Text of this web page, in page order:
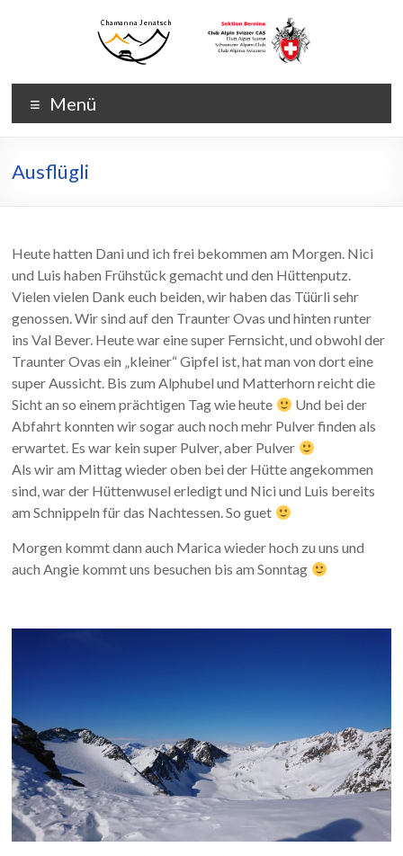
Chamanna
Jenatsch
Chamanna
Jenatsch
CAS
Menü
Ausflügli
Heute hatten Dani und ich frei bekommen am Morgen. Nici
und Luis haben Frühstück gemacht und den Hüttenputz.
Vielen vielen Dank euch beiden, wir haben das Tüürli sehr
genossen. Wir sind auf den Traunter Ovas und hinten runter
ins Val Bever. Heute war eine super Fernsicht, und obwohl der
Traunter Ovas ein „kleiner“ Gipfel ist, hat man von dort eine
super Aussicht. Bis zum Alphubel und Matterhorn reicht die
Sicht an so einem prächtigen Tag wie heute
Und bei der
Abfahrt konnten wir sogar auch noch mehr Pulver finden als
erwartet. Es war kein super Pulver, aber Pulver
Als wir am Mittag wieder oben bei der Hütte angekommen
sind, war der Hüttenwusel erledigt und Nici und Luis bereits
am Schnippeln für das Nachtessen. So guet
Morgen kommt dann auch Marica wieder hoch zu uns und
auch Angie kommt uns besuchen bis am Sonntag